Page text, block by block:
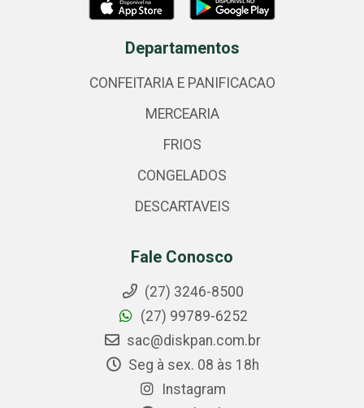
Departamentos
CONFEITARIA E PANIFICACAO
MERCEARIA
FRIOS
CONGELADOS
DESCARTAVEIS
Fale Conosco
(27) 3246-8500
(27) 99789-6252
sac@diskpan.com.br
Seg à sex. 08 às 18h
Instagram